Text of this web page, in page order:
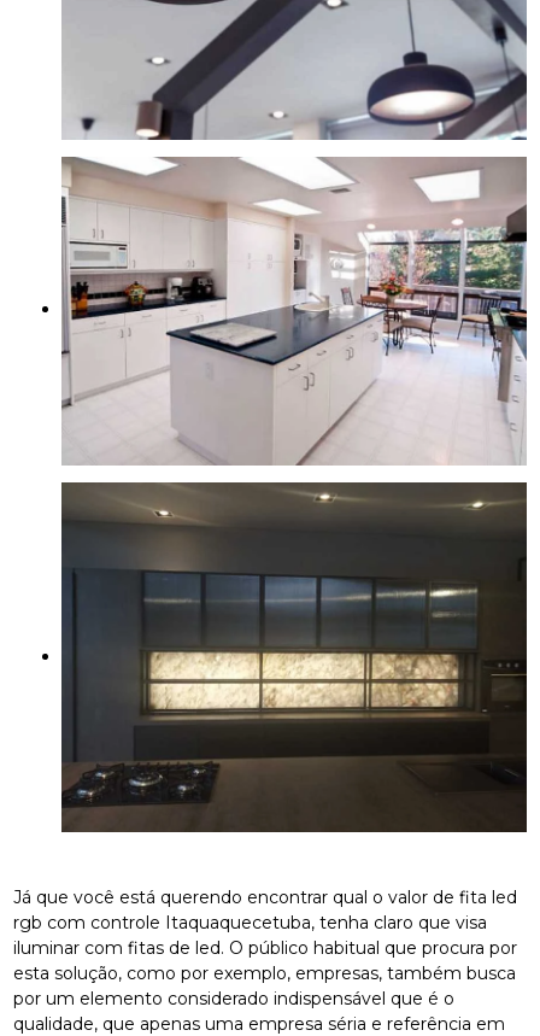
Já que você está querendo encontrar qual o valor de fita led
rgb com controle Itaquaquecetuba, tenha claro que visa
iluminar com fitas de led. O público habitual que procura por
esta solução, como por exemplo, empresas, também busca
por um elemento considerado indispensável que é o
qualidade, que apenas uma empresa séria e referência em